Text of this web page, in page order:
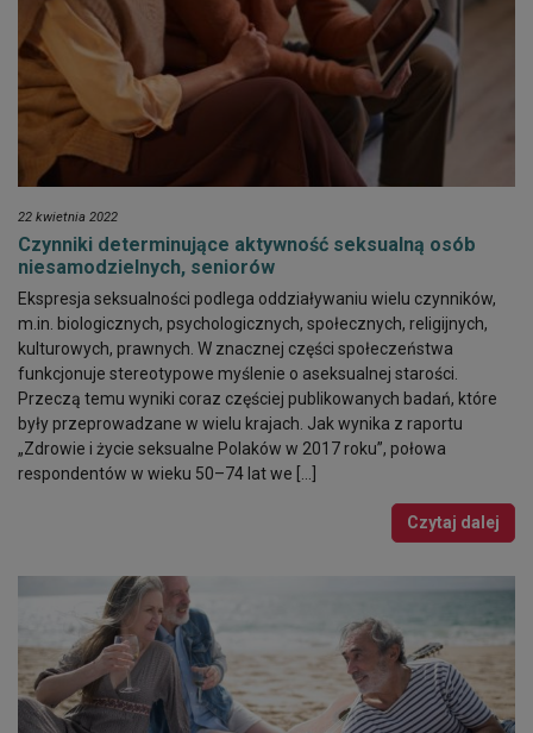
22 kwietnia 2022
Czynniki determinujące aktywność seksualną osób
niesamodzielnych, seniorów
Ekspresja seksualności podlega oddziaływaniu wielu czynników,
m.in. biologicznych, psychologicznych, społecznych, religijnych,
kulturowych, prawnych. W znacznej części społeczeństwa
funkcjonuje stereotypowe myślenie o aseksualnej starości.
Przeczą temu wyniki coraz częściej publikowanych badań, które
były przeprowadzane w wielu krajach. Jak wynika z raportu
„Zdrowie i życie seksualne Polaków w 2017 roku”, połowa
respondentów w wieku 50–74 lat we […]
Czytaj dalej